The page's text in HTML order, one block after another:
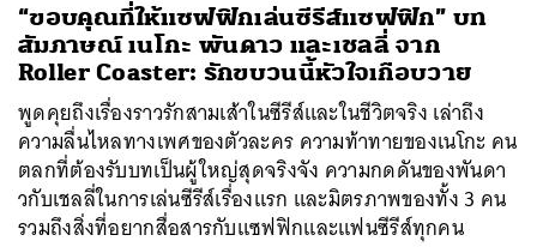
“ขอบคุณที่ให้แซฟฟิกเล่นซีรีส์แซฟฟิก” บท
สัมภาษณ์ เนโกะ พันดาว และเชลลี่ จาก
Roller Coaster: รักขบวนนี้หัวใจเกือบวาย
พูดคุยถึงเรื่องราวรักสามเส้าในซีรีส์และในชีวิตจริง เล่าถึง
ความลื่นไหลทางเพศของตัวละคร ความท้าทายของเนโกะ คน
ตลกที่ต้องรับบทเป็นผู้ใหญ่สุดจริงจัง ความกดดันของพันดา
วกับเชลลี่ในการเล่นซีรีส์เรื่องแรก และมิตรภาพของทั้ง 3 คน
รวมถึงสิ่งที่อยากสื่อสารกับแซฟฟิกและแฟนซีรีส์ทุกคน